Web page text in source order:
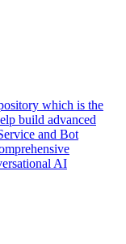
which is the
build advanced
and Bot
AI